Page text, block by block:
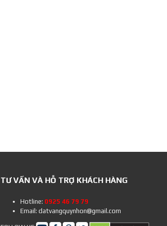
TƯ VẤN VÀ HỖ TRỢ KHÁCH HÀNG
Hotline: 0925 46 79 79
Email: datvangquynhon@gmail.com